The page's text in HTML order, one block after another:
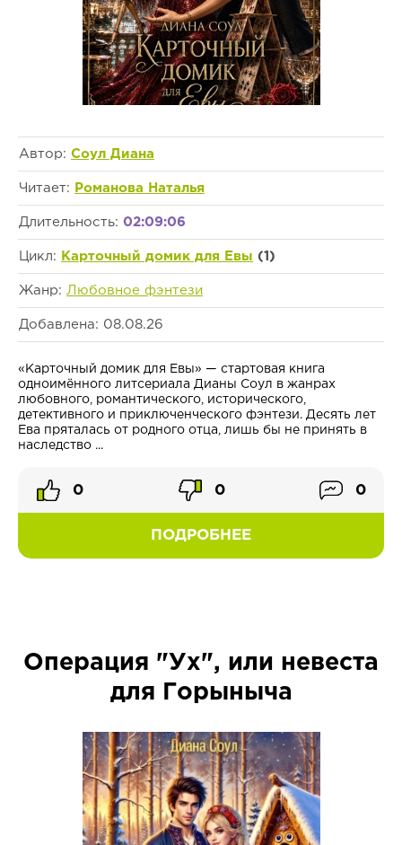
Автор: Соул Диана
Читает: Романова Наталья
Длительность: 02:09:06
Цикл: Карточный домик для Евы (1)
Жанр: Любовное фэнтези
Добавлена: 08.08.26
«Карточный домик для Евы» — стартовая книга
одноимённого литсериала Дианы Соул в жанрах
любовного, романтического, исторического,
детективного и приключенческого фэнтези. Десять лет
Ева пряталась от родного отца, лишь бы не принять в
наследство ...
ПОДРОБНЕЕ
0 0 0
Операция "Ух", или невеста
для Горыныча